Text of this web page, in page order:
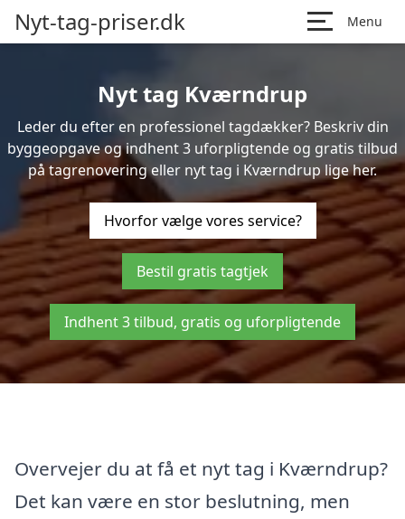
Nyt-tag-priser.dk Menu
Nyt tag Kværndrup
Leder du efter en professionel tagdækker? Beskriv din
byggeopgave og indhent 3 uforpligtende og gratis tilbud
på tagrenovering eller nyt tag i Kværndrup lige her.
Hvorfor vælge vores service?
Bestil gratis tagtjek
Indhent 3 tilbud, gratis og uforpligtende
Overvejer du at få et nyt tag i Kværndrup?
Det kan være en stor beslutning, men